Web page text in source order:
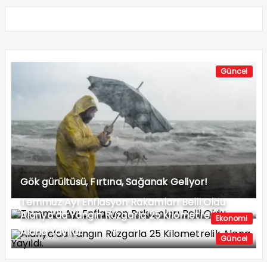
Güncel
Gök gürültüsü, Fırtına, Sağanak Geliyor!
Ekonomi
Temmuz Ayı Enflasyon Rakamları Belli Oldu
Güncel
Alanya’da Yangın Rüzgarla 25 Kilometrelik
Alana Yayıldı.